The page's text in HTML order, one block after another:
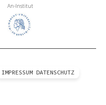
An-Institut
IMPRESSUM DATENSCHUTZ